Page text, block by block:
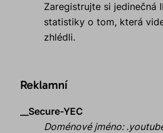
Zaregistrujte si jedinečná
statistiky o tom, která
zhlédli.
Reklamní
__Secure-YEC
Doménové jméno: